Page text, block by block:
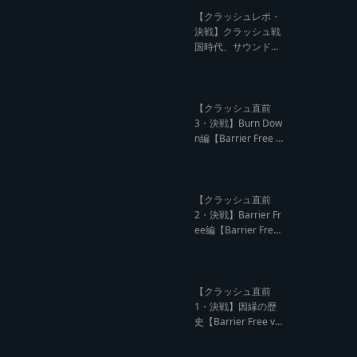
【クラッシュレポ・
決戦】クラッシュ戦
国時代、サウンド王
ド クラッシュレポー
ト】
【クラッシュ直前
3・決戦】Burn Dow
n編【Barrier Free v
【クラッシュ直前
2・決戦】Barrier Fr
ee編【Barrier Free
ー】
【クラッシュ直前
1・決戦】因縁の歴
史【Barrier Free vs